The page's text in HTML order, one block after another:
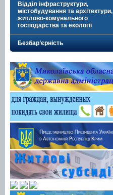
Відділ інфраструктури,
містобудування та архітектури,
житлово-комунального
господарства та екології
Безбар’єрність